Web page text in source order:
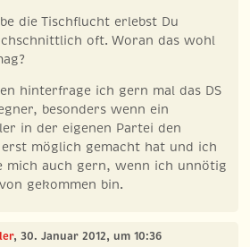
die Tischflucht erlebst Du
oft. Woran das wohl
hinterfrage ich gern mal das DS
besonders wenn ein
in der eigenen Partei den
erst möglich gemacht hat und ich
mich auch gern, wenn ich unnötig
gekommen bin.
, 30. Januar 2012, um 10:36